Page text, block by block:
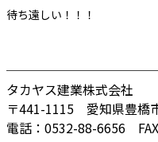
待ち遠しい！！！
タカヤス建業株式会社
〒441-1115 愛知県豊橋
電話：0532-88-6656